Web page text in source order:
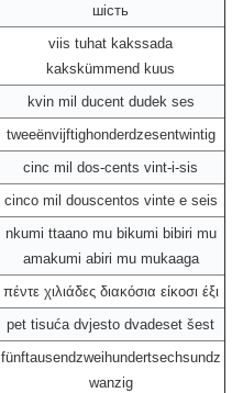
шість
viis tuhat kakssada
kakskümmend kuus
kvin mil ducent dudek ses
tweeënvijftighonderdzesentwintig
cinc mil dos-cents vint-i-sis
cinco mil douscentos vinte e seis
nkumi ttaano mu bikumi bibiri mu
amakumi abiri mu mukaaga
πέντε χιλιάδες διακόσια είκοσι έξι
pet tisuća dvjesto dvadeset šest
fünftausendzweihundertsechsundz
wanzig